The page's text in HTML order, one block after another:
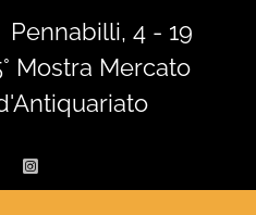
Pennabilli, 4 - 19
Mostra Mercato
Instagram